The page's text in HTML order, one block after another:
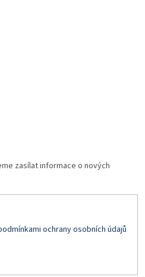
zasílat informace o nových
ochrany osobních údajů